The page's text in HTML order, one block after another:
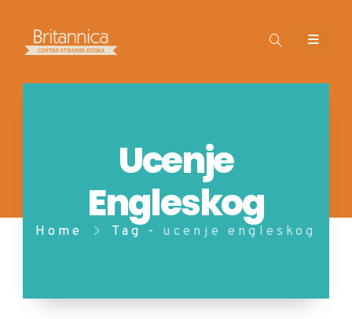
Ucenje
Engleskog
Home Tag - ucenje engleskog